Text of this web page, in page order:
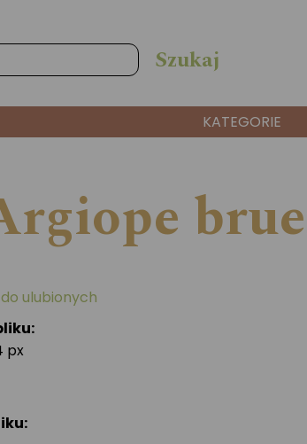
KATEGORIE
px
ulubionych